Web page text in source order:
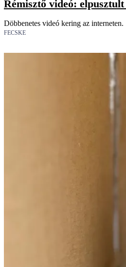
Rémisztő videó:
Döbbenetes videó kering az interneten.
FECSKE